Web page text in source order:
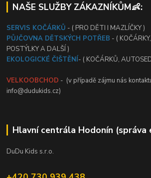
NAŠE SLUŽBY ZÁKAZNÍKŮM👶:
SERVIS KOČÁRKŮ - ( PRO DĚTI I MAZLÍČKY )
PŮJČOVNA DĚTSKÝCH POTŘEB - (
POSTÝLKY A DALŠÍ )
EKOLOGICKÉ ČIŠTĚNÍ- ( KOČÁRKŮ,
VELKOOBCHOD - (v případě zájmu nás
info@dudukids.cz)
Hlavní centrála Hodonín (správa
DuDu Kids s.r.o.